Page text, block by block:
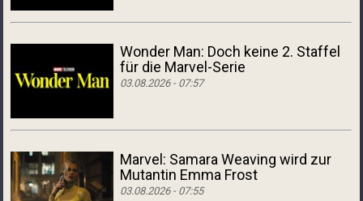
Wonder Man: Doch keine 2. Staffel
für die Marvel-Serie
03.08.2026 - 07:57
Marvel: Samara Weaving wird zur
Mutantin Emma Frost
03.08.2026 - 07:55